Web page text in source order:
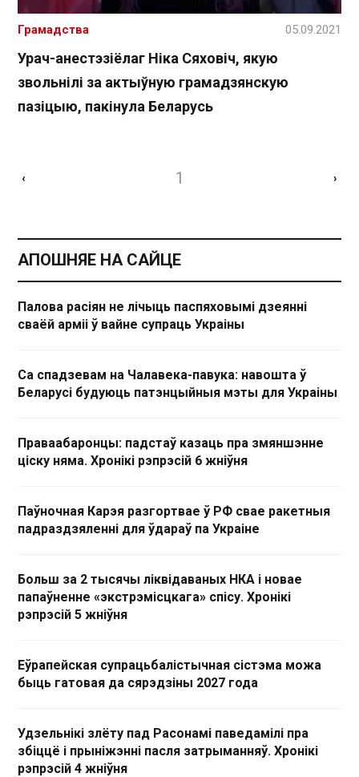
Урач-анестэзіёлаг Ніка Сяховіч, якую
звольнілі за актыўную грамадзянскую
пазіцыю, пакінула Беларусь
Грамадства 05.09.2021
‹ 1 ›
АПОШНЯЕ НА САЙЦЕ
Палова расіян не лічыць паспяховымі дзеянні
сваёй арміі ў вайне супраць Украіны
Са спадзевам на Чалавека-павука: навошта ў
Беларусі будуюць патэнцыйныя мэты для Украіны
Праваабаронцы: падстаў казаць пра змяншэнне
ціску няма. Хронікі рэпрэсій 6 жніўня
Паўночная Карэя разгортвае ў РФ свае ракетныя
падраздзяленні для ўдараў па Украіне
Больш за 2 тысячы ліквідаваных НКА і новае
папаўненне «экстрэмісцкага» спісу. Хронікі
рэпрэсій 5 жніўня
Еўрапейская супрацьбалістычная сістэма можа
быць гатовая да сярэдзіны 2027 года
Удзельнікі злёту пад Расонамі паведамілі пра
збіццё і прыніжэнні пасля затрыманняў. Хронікі
рэпрэсій 4 жніўня